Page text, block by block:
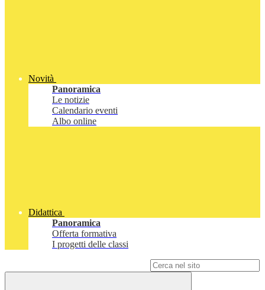
Novità
Panoramica
Le notizie
Calendario eventi
Albo online
Didattica
Panoramica
Offerta formativa
I progetti delle classi